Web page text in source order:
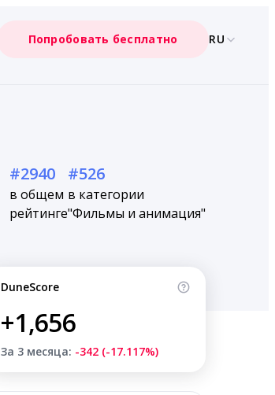
Попробовать бесплатно RU
#2940
в общем
рейтинге
#526
в категории
"Фильмы и анимация"
DuneScore
+1,656
За 3 месяца: -342 (-17.117%)